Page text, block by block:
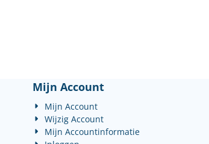
Mijn Account
Mijn Account
Wijzig Account
Mijn Accountinformatie